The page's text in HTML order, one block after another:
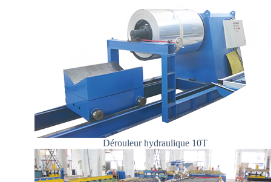
Dérouleur hydraulique 10T